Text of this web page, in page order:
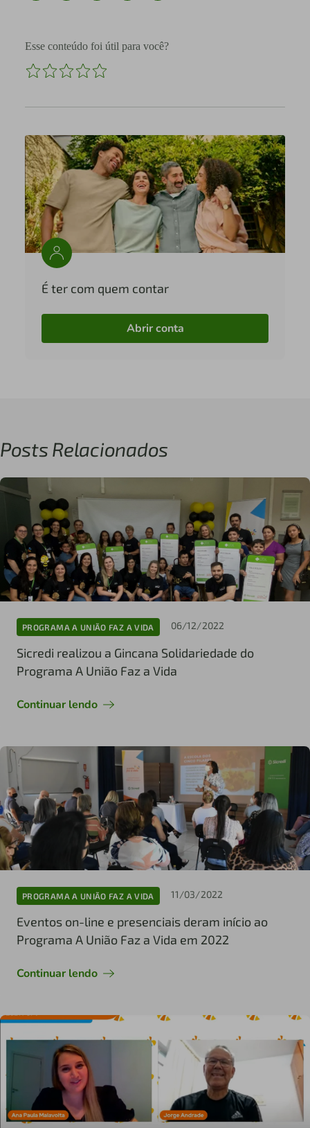
Esse conteúdo foi útil para você?
É ter com quem contar
Abrir conta
Posts Relacionados
PROGRAMA A UNIÃO FAZ A VIDA 06/12/2022
Sicredi realizou a Gincana Solidariedade do
Programa A União Faz a Vida
Continuar lendo
PROGRAMA A UNIÃO FAZ A VIDA 11/03/2022
Eventos on-line e presenciais deram início ao
Programa A União Faz a Vida em 2022
Continuar lendo